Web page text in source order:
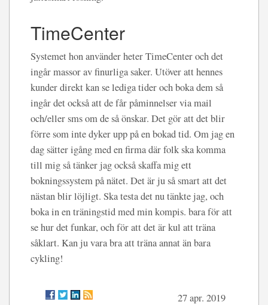
TimeCenter
Systemet hon använder heter TimeCenter och det
ingår massor av finurliga saker. Utöver att hennes
kunder direkt kan se lediga tider och boka dem så
ingår det också att de får påminnelser via mail
och/eller sms om de så önskar. Det gör att det blir
förre som inte dyker upp på en bokad tid. Om jag en
dag sätter igång med en firma där folk ska komma
till mig så tänker jag också skaffa mig ett
bokningssystem på nätet. Det är ju så smart att det
nästan blir löjligt. Ska testa det nu tänkte jag, och
boka in en träningstid med min kompis. bara för att
se hur det funkar, och för att det är kul att träna
såklart. Kan ju vara bra att träna annat än bara
cykling!
27 apr. 2019